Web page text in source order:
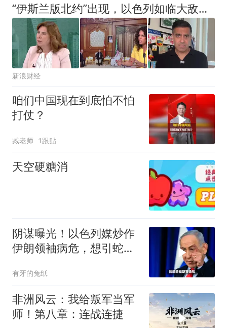
“伊斯兰版北约”出现，以色列如临大敌：与这三国关系都不太好
新浪财经
咱们中国现在到底怕不怕
打仗？
臧老师 1跟贴
天空硬糖消
阴谋曝光！以色列媒炒作
伊朗领袖病危，想引蛇出
有牙的兔纸
非洲风云：我给叛军当军
师！第八章：连战连捷